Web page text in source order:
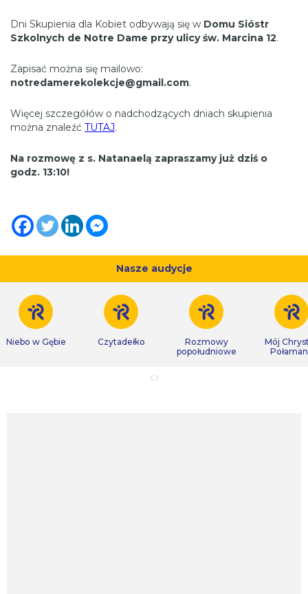
Dni Skupienia dla Kobiet odbywają się w Domu Sióstr
Szkolnych de Notre Dame przy ulicy św. Marcina 12.
Zapisać można się mailowo:
notredamerekolekcje@gmail.com.
Więcej szczegółów o nadchodzących dniach skupienia
można znaleźć TUTAJ.
Na rozmowę z s. Natanaelą zapraszamy już dziś o
godz. 13:10!
Nasze audycje
Niebo w Gębie Czytadełko
Rozmowy
popołudniowe
Mój